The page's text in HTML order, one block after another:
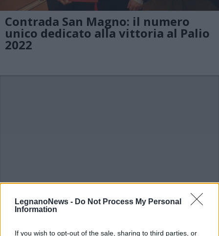
LegnanoNews - Do Not Process My Personal
Information
If you wish to opt-out of the sale, sharing to third parties, or
Contrada San Magno: il numero
unico dedicato alla vittoria al Palio
2022